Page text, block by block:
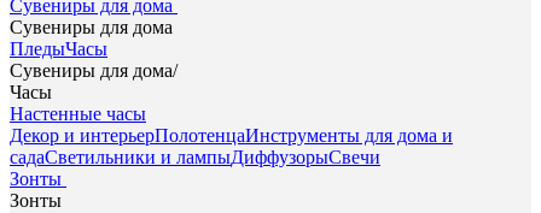
Сувениры для дома
Сувениры для дома
ПледыЧасы
Сувениры для дома/
Часы
Настенные часы
Декор и интерьерПолотенцаИнструменты для дома и
садаСветильники и лампыДиффузорыСвечи
Зонты
Зонты